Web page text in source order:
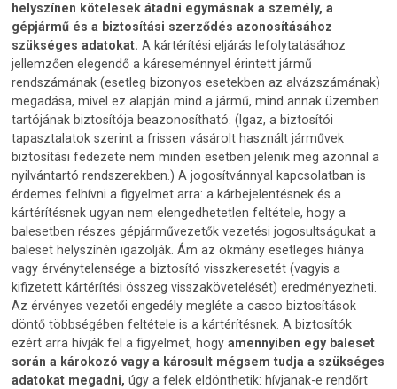
helyszínen kötelesek átadni egymásnak a személy, a
gépjármű és a biztosítási szerződés azonosításához
szükséges adatokat. A kártérítési eljárás lefolytatásához
jellemzően elegendő a káreseménnyel érintett jármű
rendszámának (esetleg bizonyos esetekben az alvázszámának)
megadása, mivel ez alapján mind a jármű, mind annak üzemben
tartójának biztosítója beazonosítható. (Igaz, a biztosítói
tapasztalatok szerint a frissen vásárolt használt járművek
biztosítási fedezete nem minden esetben jelenik meg azonnal a
nyilvántartó rendszerekben.) A jogosítvánnyal kapcsolatban is
érdemes felhívni a figyelmet arra: a kárbejelentésnek és a
kártérítésnek ugyan nem elengedhetetlen feltétele, hogy a
balesetben részes gépjárművezetők vezetési jogosultságukat a
baleset helyszínén igazolják. Ám az okmány esetleges hiánya
vagy érvénytelensége a biztosító visszkeresetét (vagyis a
kifizetett kártérítési összeg visszakövetelését) eredményezheti.
Az érvényes vezetői engedély megléte a casco biztosítások
döntő többségében feltétele is a kártérítésnek. A biztosítók
ezért arra hívják fel a figyelmet, hogyamennyiben egy baleset
során a károkozó vagy a károsult mégsem tudja a szükséges
adatokat megadni, úgy a felek eldönthetik: hívjanak-e rendőrt